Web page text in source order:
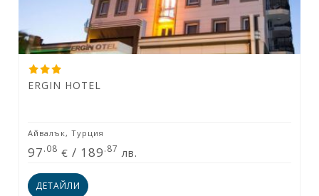
ERGIN HOTEL
Айвалък, Турция
97.08 € / 189.87 лв.
ДЕТАЙЛИ